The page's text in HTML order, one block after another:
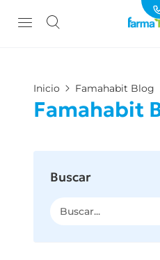
Inicio Famahabit Blog
Famahabit
Buscar